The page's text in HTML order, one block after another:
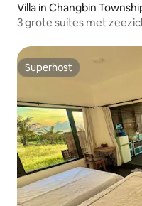
Villa in Changbin
3 grote suites met
extra grote
Superhost
Superhost